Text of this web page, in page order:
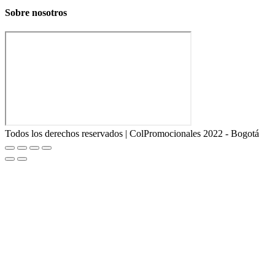
Sobre nosotros
Todos los derechos reservados | ColPromocionales 2022 - Bogotá